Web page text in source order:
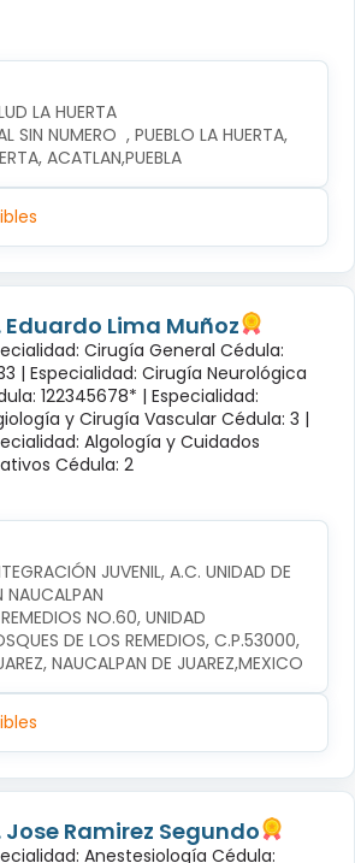
LA HUERTA
SIN NUMERO  , PUEBLO LA HUERTA,
ACATLAN,PUEBLA
Eduardo Lima Muñoz
Cirugía General Cédula:
| Especialidad: Cirugía Neurológica
122345678* | Especialidad:
y Cirugía Vascular Cédula: 3 |
Algología y Cuidados
Cédula: 2
JUVENIL, A.C. UNIDAD DE
NAUCALPAN
NO.60, UNIDAD
DE LOS REMEDIOS, C.P.53000,
NAUCALPAN DE JUAREZ,MEXICO
Jose Ramirez Segundo
Anestesiología Cédula: